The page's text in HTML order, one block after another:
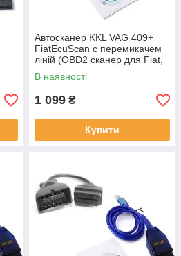
Автосканер KKL VAG 409+
FiatEcuScan c перемикачем
ліній (OBD2 сканер для Fiat,
Lancia, Alfa Romeo, Chery)
В наявності
1 099 ₴
Купити